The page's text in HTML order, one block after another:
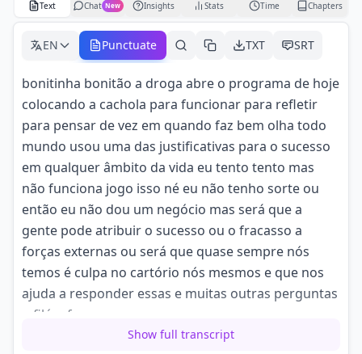
Text Chat New Insights Stats Time Chapters
EN Punctuate TXT SRT
bonitinha bonitão a droga abre o programa de hoje
colocando a cachola para funcionar para refletir
para pensar de vez em quando faz bem olha todo
mundo usou uma das justificativas para o sucesso
em qualquer âmbito da vida eu tento tento mas
não funciona jogo isso né eu não tenho sorte ou
então eu não dou um negócio mas será que a
gente pode atribuir o sucesso ou o fracasso a
forças externas ou será que quase sempre nós
temos é culpa no cartório nós mesmos e que nos
ajuda a responder essas e muitas outras perguntas
o filósofo
escritor que tem um currículo invejável com a
Show full transcript